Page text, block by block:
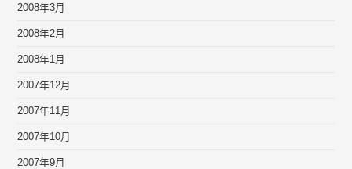
2008年3月
2008年2月
2008年1月
2007年12月
2007年11月
2007年10月
2007年9月